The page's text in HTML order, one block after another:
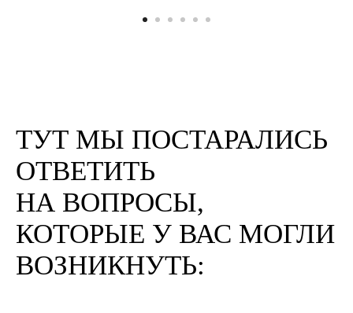
ТУТ МЫ ПОСТАРАЛИСЬ
ОТВЕТИТЬ
НА ВОПРОСЫ,
КОТОРЫЕ У ВАС МОГЛИ
ВОЗНИКНУТЬ: